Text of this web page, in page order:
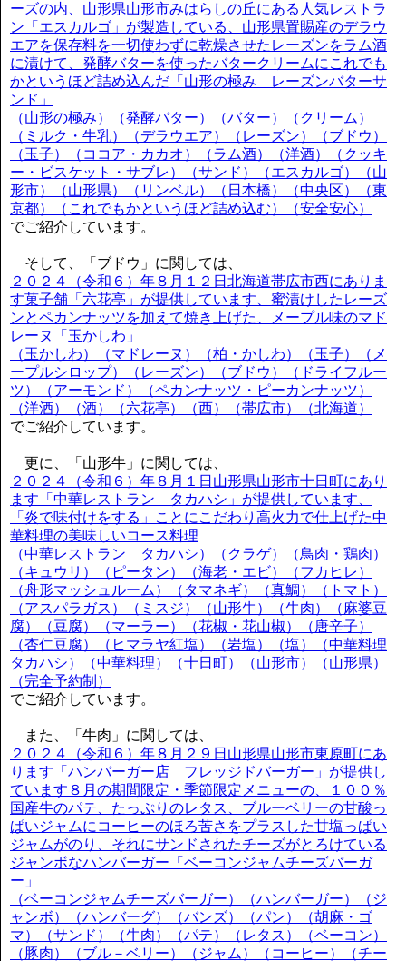
ーズの内、山形県山形市みはらしの丘にある人気レストラ
ン「エスカルゴ」が製造している、山形県置賜産のデラウ
エアを保存料を一切使わずに乾燥させたレーズンをラム酒
に漬けて、発酵バターを使ったバタークリームにこれでも
かというほど詰め込んだ「山形の極み レーズンバターサ
ンド」
（山形の極み）（発酵バター）（バター）（クリーム）
（ミルク・牛乳）（デラウエア）（レーズン）（ブドウ）
（玉子）（ココア・カカオ）（ラム酒）（洋酒）（クッキ
ー・ビスケット・サブレ）（サンド）（エスカルゴ）（山
形市）（山形県）（リンベル）（日本橋）（中央区）（東
京都）（これでもかというほど詰め込む）（安全安心）
でご紹介しています。
そして、「ブドウ」に関しては、
２０２４（令和６）年８月１２日北海道帯広市西にありま
す菓子舗「六花亭」が提供しています、蜜漬けしたレーズ
ンとペカンナッツを加えて焼き上げた、メープル味のマド
レーヌ「玉かしわ」
（玉かしわ）（マドレーヌ）（柏・かしわ）（玉子）（メ
ープルシロップ）（レーズン）（ブドウ）（ドライフルー
ツ）（アーモンド）（ペカンナッツ・ピーカンナッツ）
（洋酒）（酒）（六花亭）（西）（帯広市）（北海道）
でご紹介しています。
更に、「山形牛」に関しては、
２０２４（令和６）年８月１日山形県山形市十日町にあり
ます「中華レストラン タカハシ」が提供しています、
「炎で味付けをする」ことにこだわり高火力で仕上げた中
華料理の美味しいコース料理
（中華レストラン タカハシ）（クラゲ）（鳥肉・鶏肉）
（キュウリ）（ピータン）（海老・エビ）（フカヒレ）
（舟形マッシュルーム）（タマネギ）（真鯛）（トマト）
（アスパラガス）（ミスジ）（山形牛）（牛肉）（麻婆豆
腐）（豆腐）（マーラー）（花椒・花山椒）（唐辛子）
（杏仁豆腐）（ヒマラヤ紅塩）（岩塩）（塩）（中華料理
タカハシ）（中華料理）（十日町）（山形市）（山形県）
（完全予約制）
でご紹介しています。
また、「牛肉」に関しては、
２０２４（令和６）年８月２９日山形県山形市東原町にあ
ります「ハンバーガー店 フレッジドバーガー」が提供し
ています８月の期間限定・季節限定メニューの、１００％
国産牛のパテ、たっぷりのレタス、ブルーベリーの甘酸っ
ぱいジャムにコーヒーのほろ苦さをプラスした甘塩っぱい
ジャムがのり、それにサンドされたチーズがとろけている
ジャンボなハンバーガー「ベーコンジャムチーズバーガ
ー」
（ベーコンジャムチーズバーガー）（ハンバーガー）（ジ
ャンボ）（ハンバーグ）（バンズ）（パン）（胡麻・ゴ
マ）（サンド）（牛肉）（パテ）（レタス）（ベーコン）
（豚肉）（ブル－ベリー）（ジャム）（コーヒー）（チー